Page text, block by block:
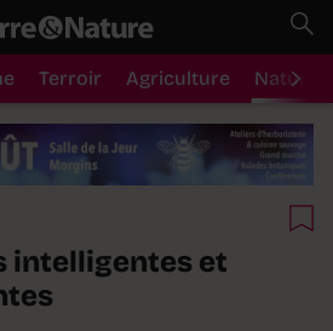
Terroir Agriculture Nature
intelligentes et